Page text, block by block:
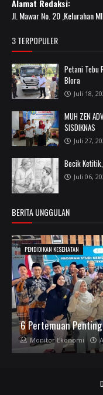
Alamat Redaksi:
Jl. Mawar No. 20 ,Kelurahan
3 TERPOPULER
Petani Tebu
Blora
Juli 18,
MUH ZEN
SISDIKNAS
Juli 27,
Becik
Juli 06,
BERITA UNGGULAN
PENDIDIKAN KESEHATAN
6 Pertemuan Penting
Monitor Ekonomi